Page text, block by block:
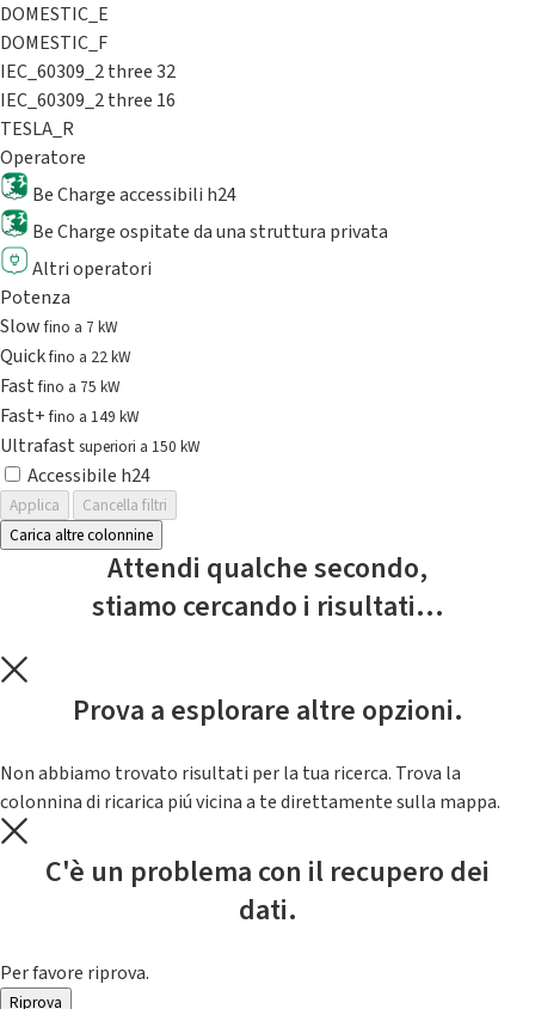
DOMESTIC_E
DOMESTIC_F
IEC_60309_2 three 32
IEC_60309_2 three 16
TESLA_R
Operatore
Be Charge accessibili h24
Be Charge ospitate da una struttura privata
Altri operatori
Potenza
Slowfino a 7 kW
Quickfino a 22 kW
Fastfino a 75 kW
Fast+fino a 149 kW
Ultrafast superiori a 150 kW
Accessibile h24
Applica
Cancella filtri
Carica altre colonnine
Attendi qualche secondo,
stiamo cercando i risultati...
Prova a esplorare altre opzioni.
Non abbiamo trovato risultati per la tua ricerca. Trova la
colonnina di ricarica piú vicina a te direttamente sulla mappa.
C'è un problema con il recupero dei
dati.
Per favore riprova.
Riprova